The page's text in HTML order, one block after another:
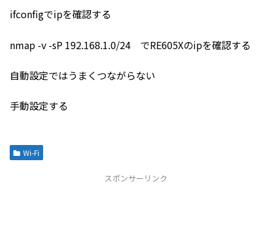
ifconfigでipを確認する
nmap -v -sP 192.168.1.0/24 でRE605Xのipを確認する
自動設定ではうまくつながらない
手動設定する
Wi-Fi
スポンサーリンク